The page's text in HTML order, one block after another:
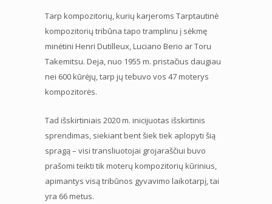
Tarp kompozitorių, kurių karjeroms Tarptautinė
kompozitorių tribūna tapo tramplinu į sėkmę
minėtini Henri Dutilleux, Luciano Berio ar Toru
Takemitsu. Deja, nuo 1955 m. pristačius daugiau
nei 600 kūrėjų, tarp jų tebuvo vos 47 moterys
kompozitorės.
Tad išskirtiniais 2020 m. inicijuotas išskirtinis
sprendimas, siekiant bent šiek tiek aplopyti šią
spragą – visi transliuotojai grojaraščiui buvo
prašomi teikti tik moterų kompozitorių kūrinius,
apimantys visą tribūnos gyvavimo laikotarpį, tai
yra 66 metus.